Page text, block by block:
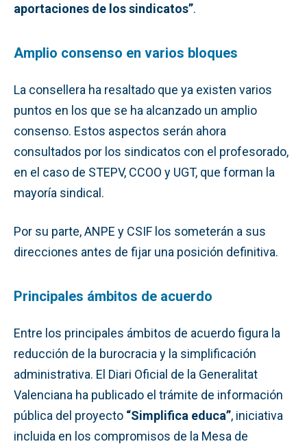
aportaciones de los sindicatos”.
Amplio consenso en varios bloques
La consellera ha resaltado que ya existen varios
puntos en los que se ha alcanzado un amplio
consenso. Estos aspectos serán ahora
consultados por los sindicatos con el profesorado,
en el caso de STEPV, CCOO y UGT, que forman la
mayoría sindical.
Por su parte, ANPE y CSIF los someterán a sus
direcciones antes de fijar una posición definitiva.
Principales ámbitos de acuerdo
Entre los principales ámbitos de acuerdo figura la
reducción de la burocracia y la simplificación
administrativa. El Diari Oficial de la Generalitat
Valenciana ha publicado el trámite de información
pública del proyecto “Simplifica educa”, iniciativa
incluida en los compromisos de la Mesa de